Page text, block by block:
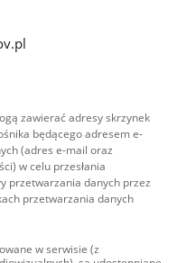
zawierać adresy skrzynek
będącego adresem e-
(adres e-mail oraz
w celu przesłania
przetwarzania danych przez
przetwarzania danych
w serwisie (z